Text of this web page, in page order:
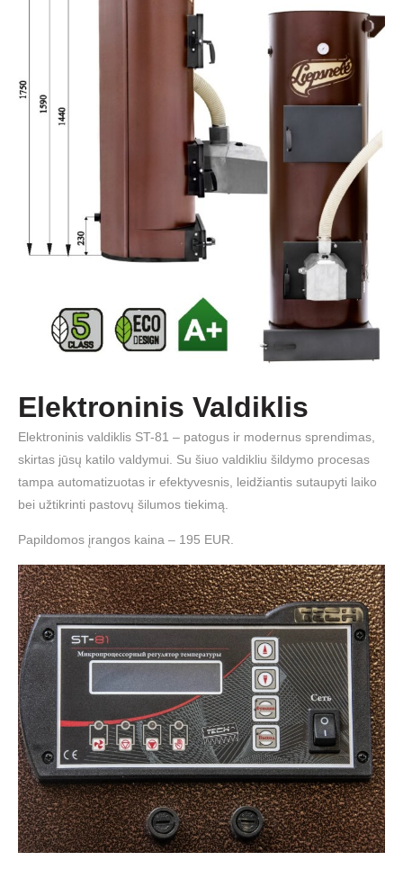
Elektroninis Valdiklis
Elektroninis valdiklis ST-81 – patogus ir modernus sprendimas,
skirtas jūsų katilo valdymui. Su šiuo valdikliu šildymo procesas
tampa automatizuotas ir efektyvesnis, leidžiantis sutaupyti laiko
bei užtikrinti pastovų šilumos tiekimą.
Papildomos įrangos kaina – 195 EUR.